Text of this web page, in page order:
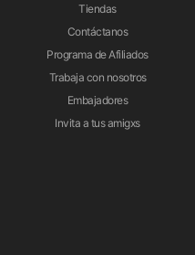
Tiendas
Contáctanos
Programa de Afiliados
Trabaja con nosotros
Embajadores
Invita a tus amigxs